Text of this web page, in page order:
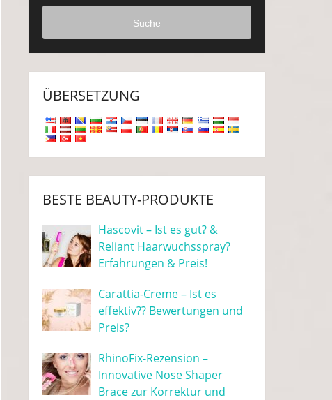
Suche
ÜBERSETZUNG
BESTE BEAUTY-PRODUKTE
Hascovit – Ist es gut? &
Reliant Haarwuchsspray?
Erfahrungen & Preis!
Carattia-Creme – Ist es
effektiv?? Bewertungen und
Preis?
RhinoFix-Rezension –
Innovative Nose Shaper
Brace zur Korrektur und